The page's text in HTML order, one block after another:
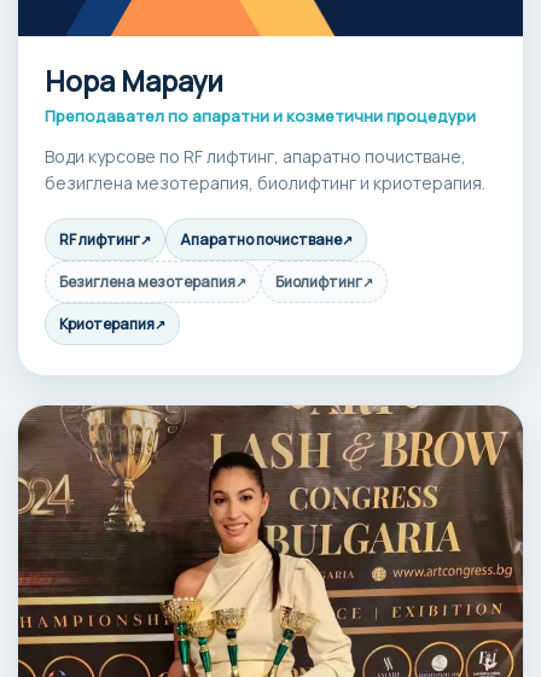
Нора Марауи
Преподавател по апаратни и козметични процедури
Води курсове по RF лифтинг, апаратно почистване,
безиглена мезотерапия, биолифтинг и криотерапия.
RF лифтинг↗ Апаратно почистване↗
Безиглена мезотерапия↗ Биолифтинг↗
Криотерапия↗